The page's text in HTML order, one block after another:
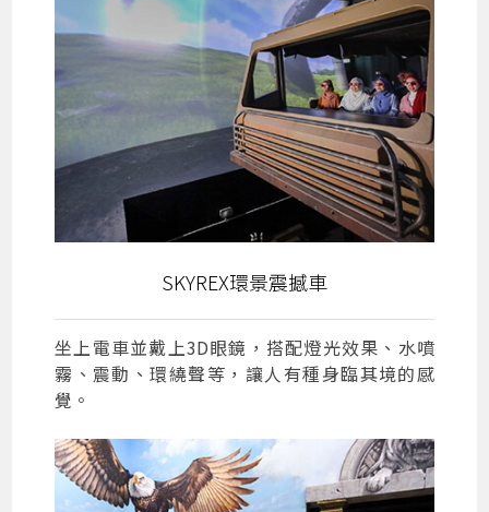
SKYREX環景震撼車
坐上電車並戴上3D眼鏡，搭配燈光效果、水噴
霧、震動、環繞聲等，讓人有種身臨其境的感
覺。